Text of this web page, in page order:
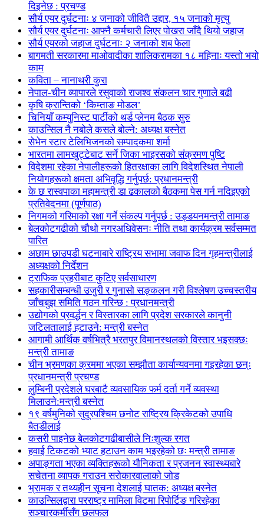
दिइनेछ : प्रचण्ड
सौर्य एयर दुर्घटनाः ४ जनाको जीवितै उद्दार, १५ जनाको मृत्यु
सौर्य एयर दुर्घटनाः आफ्नै कर्मचारी लिएर पोखरा जाँदै थियो जहाज
सौर्य एयरको जहाज दुर्घटनाः २ जनाको शब फेला
बागमती सरकारमा माओवादीका शालिकरामका १८ महिनाः यस्तो भयो
काम
कविता – नानाथरी कुरा
नेपाल-चीन व्यापारले रसुवाको राजश्व संकलन चार गुणाले बढी
कृषि क्रान्तिको ‘किम्ताङ मोडल’
चिनियाँ कम्युनिस्ट पार्टीको थर्ड प्लेनम बैठक सुरु
काउन्सिल नै नबोले कसले बोल्ने: अध्यक्ष बस्नेत
सेभेन स्टार टेलिभिजनको सम्पादकमा शर्मा
भारतमा लामखुट्टेबाट सर्ने जिका भाइरसको संक्रमण पुष्टि
विदेशमा रहेका नेपालीहरूको हितरक्षाका लागि विदेशस्थित नेपाली
नियोगहरूको क्षमता अभिवृद्धि गर्नुपर्छ: प्रधानमन्त्री
के छ रास्वपाका महामन्त्री डा ढकालको बैठकमा पेस गर्न नदिइएको
प्रतिवेदनमा (पूर्णपाठ)
निगमको गरिमाको रक्षा गर्ने संकल्प गर्नुपर्छ : उड्डयनमन्त्री तामाङ
बेलकोटगढीको चौथो नगरअधिवेसनः नीति तथा कार्यक्रम सर्वसम्मत
पारित
अछाम छाउपडी घटनाबारे राष्ट्रिय सभामा जवाफ दिन गृहमन्त्रीलाई
अध्यक्षको निर्देशन
ट्राफिक प्रहरीबाट कुटिए सर्वसाधारण
सहकारीसम्बन्धी उजुरी र गुनासो सङ्कलन गरी विश्लेषण उच्चस्तरीय
जाँचबुझ समिति गठन गरिन्छ : प्रधानमन्त्री
उद्योगको प्रवर्द्धन र विस्तारका लागि प्रदेश सरकारले कानुनी
जटिलतालाई हटाउने: मन्त्री बस्नेत
आगामी आर्थिक वर्षभित्रै भरतपुर विमानस्थलको विस्तार भइसक्छः
मन्त्री तामाङ
चीन भ्रमणका क्रममा भएका सम्झौता कार्यान्यवनमा गइरहेका छन्ः
प्रधानमन्त्री प्रचण्ड
लुम्बिनी प्रदेशले घरबाटै व्यवसायिक फर्म दर्ता गर्ने व्यवस्था
मिलाउने:मन्त्री बस्नेत
१९ वर्षमुनिको सुदूरपश्चिम छनोट राष्ट्रिय क्रिकेटको उपाधि
बैतडीलाई
कसरी पाइनेछ बेलकोटगढीबासीले निःशुल्क रगत
हवाई टिकटको भ्याट हटाउन काम भइरहेको छः मन्त्री तामाङ
अपाङ्गता भएका व्यक्तिहरूको यौनिकता र प्रजनन स्वास्थ्यबारे
सचेतना व्यापक गराउन सरोकारवालाको जोड
भ्रामक र तथ्यहीन सूचना देशलाई घातक: अध्यक्ष बस्नेत
काउन्सिलद्वारा परराष्ट्र मामिला विटमा रिपोर्टिङ गरिरहेका
सञ्चारकर्मीसँग छलफल